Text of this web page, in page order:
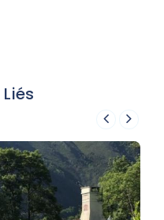
pour poser
les marquages au